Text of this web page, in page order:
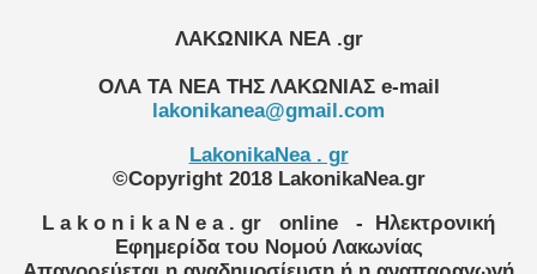
ΛΑΚΩΝΙΚΑ ΝΕΑ .gr
ΟΛΑ ΤΑ ΝΕΑ ΤΗΣ ΛΑΚΩΝΙΑΣ e-mail
lakonikanea@gmail.com
LakonikaNea . gr
©Copyright 2018 LakonikaNea.gr
L a k o n i k a N e a . gr
online
- Ηλεκτρονική
Εφημερίδα του Νομού Λακωνίας